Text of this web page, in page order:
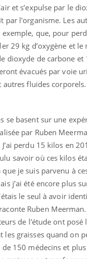
et s’expulse par le
par l'organisme. Les
que, pour
29 kg d’oxygène et le
dioxyde de carbone et
évacués par voie
fluides corporels.
se basent sur une
par Ruben
perdu 15 kilos en
savoir où ces kilos
que je suis parvenu à
j’ai été encore plus
le seul à avoir
Ruben Meerman.
de l'étude ont posé
les graisses quand on
de 150 médecins et